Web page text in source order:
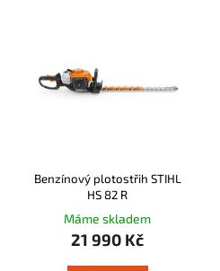
Benzínový plotostřih STIHL
HS 82 R
Máme skladem
21 990 Kč